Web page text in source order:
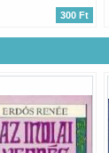
300 Ft